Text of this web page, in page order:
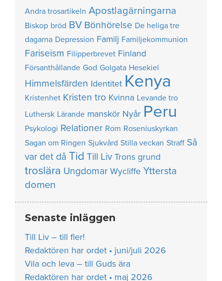
Andra trosartikeln Apostlagärningarna
Biskop bröd BV Bönhörelse De heliga tre
dagarna Depression Familj Familjekommunion
Fariseism Filipperbrevet Finland
Försanthållande God Golgata Hesekiel
Himmelsfärden Identitet Kenya
Kristenhet Kristen tro Kvinna Levande tro
Luthersk Lärande manskör Nyår Peru
Psykologi Relationer Rom Roseniuskyrkan
Sagan om Ringen Sjukvård Stilla veckan Straff Så
var det då Tid Till Liv Trons grund
troslära Ungdomar Wycliffe Yttersta
domen
Senaste inläggen
Till Liv – till fler!
Redaktören har ordet • juni/juli 2026
Vila och leva – till Guds ära
Redaktören har ordet • maj 2026